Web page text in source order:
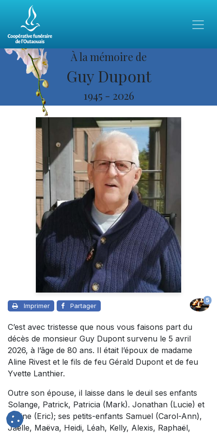
À la mémoire de
Guy Dupont
1945 - 2026
Imprimer Partager
5
C’est avec tristesse que nous vous faisons part du
décès de monsieur Guy Dupont survenu le 5 avril
2026, à l’âge de 80 ans. Il était l’époux de madame
Aline Rivest et le fils de feu Gérald Dupont et de feu
Yvette Lanthier.
Outre son épouse, il laisse dans le deuil ses enfants
Solange, Patrick, Patricia (Mark). Jonathan (Lucie) et
Karine (Eric); ses petits-enfants Samuel (Carol-Ann),
Jaëlle, Maëva, Heidi, Léah, Kelly, Alexis, Raphaël,